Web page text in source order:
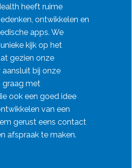
heeft ruime
ontwikkelen en
apps. We
kijk op het
gezien onze
bij onze
graag met
ook een goed idee
van een
gerust eens contact
afspraak te maken.